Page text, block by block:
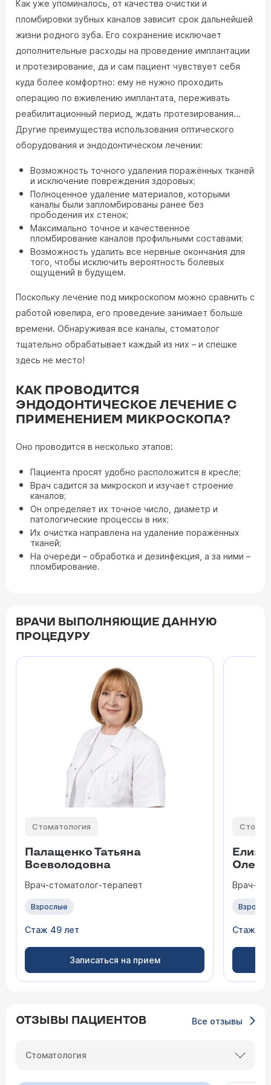
Как уже упоминалось, от качества очистки и
пломбировки зубных каналов зависит срок дальнейшей
жизни родного зуба. Его сохранение исключает
дополнительные расходы на проведение имплантации
и протезирование, да и сам пациент чувствует себя
куда более комфортно: ему не нужно проходить
операцию по вживлению имплантата, переживать
реабилитационный период, ждать протезирования...
Другие преимущества использования оптического
оборудования и эндодонтическом лечении:
Возможность точного удаления поражённых тканей
и исключение повреждения здоровых;
Полноценное удаление материалов, которыми
каналы были запломбированы ранее без
прободения их стенок;
Максимально точное и качественное
пломбирование каналов профильными составами;
Возможность удалить все нервные окончания для
того, чтобы исключить вероятность болевых
ощущений в будущем.
Поскольку лечение под микроскопом можно сравнить с
работой ювелира, его проведение занимает больше
времени. Обнаруживая все каналы, стоматолог
тщательно обрабатывает каждый из них – и спешке
здесь не место!
КАК ПРОВОДИТСЯ
ЭНДОДОНТИЧЕСКОЕ ЛЕЧЕНИЕ С
ПРИМЕНЕНИЕМ МИКРОСКОПА?
Оно проводится в несколько этапов:
Пациента просят удобно расположится в кресле;
Врач садится за микроскоп и изучает строение
каналов;
Он определяет их точное число, диаметр и
патологические процессы в них;
Их очистка направлена на удаление поражённых
тканей;
На очереди – обработка и дезинфекция, а за ними –
пломбирование.
ВРАЧИ ВЫПОЛНЯЮЩИЕ ДАННУЮ
ПРОЦЕДУРУ
Стоматология
Палащенко Татьяна
Всеволодовна
Врач-стоматолог-терапевт
Взрослые
Стаж 49 лет
Записаться на прием
Врач-
Стаж 47
ОТЗЫВЫ ПАЦИЕНТОВ Все отзывы
Стоматология